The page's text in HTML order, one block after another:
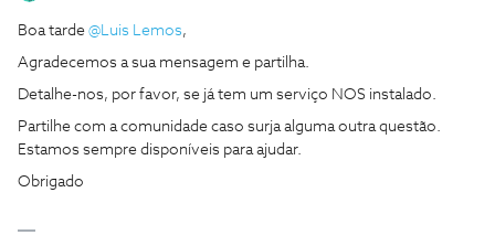
Boa tarde ​ @Luis Lemos,
Agradecemos a sua mensagem e partilha.
Detalhe-nos, por favor, se já tem um serviço NOS instalado.
Partilhe com a comunidade caso surja alguma outra questão.
Estamos sempre disponíveis para ajudar.
Obrigado